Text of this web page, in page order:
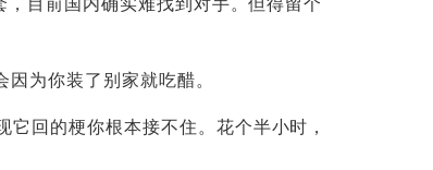
为你装了别家就吃醋。
回的梗你根本接不住。花个半小时，